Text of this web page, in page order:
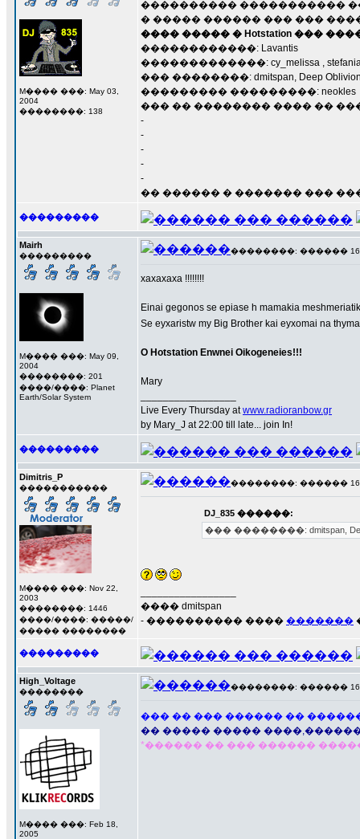
M���� ���: May 03,
2004
��������: 138
���������� �����������
� ����� ������ ��� ���
���� ����� � Hotstation ���
������������: Lavantis
�������������: cy_melissa , stefania
��� ��������: dmitspan, Deep Oblivion,
��������� ���������: neokles
��� �� �������� ���� ��
-
-
-
-
-
�� ������ � ������� ���
���������
Mairh
���������
M���� ���: May 09,
2004
��������: 201
����/����: Planet
Earth/Solar System
��������: ������ 16
xaxaxaxa !!!!!!!!
Einai gegonos se epiase h mamakia
Se eyxaristw my Big Brother kai eyxomai na
O Hotstation Enwnei Oikogeneies!!!
Mary
Live Every Thursday atwww.radioranbow.gr
by Mary_J at 22:00 till late... join In!
���������
Dimitris_P
�����������
M���� ���: Nov 22,
2003
��������: 1446
����/����: �����/
����� ��������
��������: ������ 16
DJ_835 ������:
��� ��������: dmitspan, Deep
���� dmitspan
- ���������� ���� �������
���������
High_Voltage
��������
M���� ���: Feb 18,
2005
��������: ������ 16
��� �� ��� ������ ��
�� ����� �����
*������ �� ��� ������